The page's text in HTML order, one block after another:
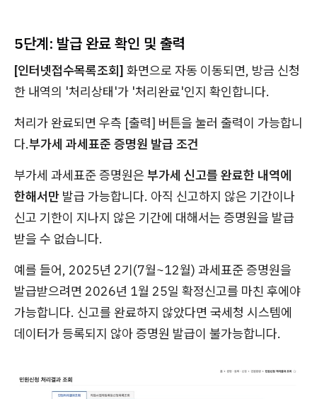
5단계: 발급 완료 확인 및 출력
[인터넷접수목록조회] 화면으로 자동 이동되면, 방금 신청
한 내역의 '처리상태'가 '처리완료'인지 확인합니다.
처리가 완료되면 우측 [출력] 버튼을 눌러 출력이 가능합니
다.부가세 과세표준 증명원 발급 조건
부가세 과세표준 증명원은 부가세 신고를 완료한 내역에
한해서만 발급 가능합니다. 아직 신고하지 않은 기간이나
신고 기한이 지나지 않은 기간에 대해서는 증명원을 발급
받을 수 없습니다.
예를 들어, 2025년 2기(7월~12월) 과세표준 증명원을
발급받으려면 2026년 1월 25일 확정신고를 마친 후에야
가능합니다. 신고를 완료하지 않았다면 국세청 시스템에
데이터가 등록되지 않아 증명원 발급이 불가능합니다.